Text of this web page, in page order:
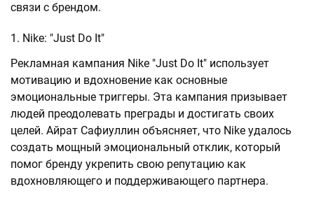
связи с брендом.
Nike: "Just Do It"
Рекламная кампания Nike "Just Do It" использует
мотивацию и вдохновение как основные
эмоциональные триггеры. Эта кампания призывает
людей преодолевать преграды и достигать своих
целей. Айрат Сафиуллин объясняет, что Nike удалось
создать мощный эмоциональный отклик, который
помог бренду укрепить свою репутацию как
вдохновляющего и поддерживающего партнера.